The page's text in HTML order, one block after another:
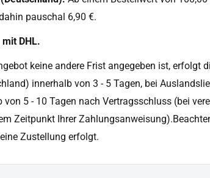
pauschal 6,90 €.
DHL.
keine andere Frist angegeben ist, erfolgt
innerhalb von 3 - 5 Tagen, bei
5 - 10 Tagen nach Vertragsschluss (bei
Zeitpunkt Ihrer
Zustellung erfolgt.